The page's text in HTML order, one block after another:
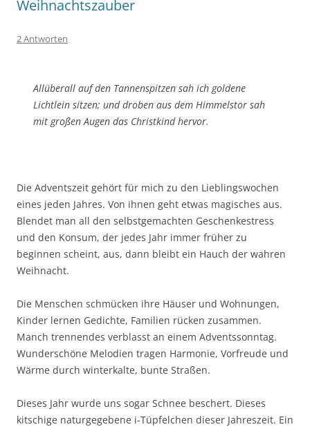
Weihnachtszauber
2 Antworten
Allüberall auf den Tannenspitzen sah ich goldene
Lichtlein sitzen; und droben aus dem Himmelstor sah
mit großen Augen das Christkind hervor.
Die Adventszeit gehört für mich zu den Lieblingswochen
eines jeden Jahres. Von ihnen geht etwas magisches aus.
Blendet man all den selbstgemachten Geschenkestress
und den Konsum, der jedes Jahr immer früher zu
beginnen scheint, aus, dann bleibt ein Hauch der wahren
Weihnacht.
Die Menschen schmücken ihre Häuser und Wohnungen,
Kinder lernen Gedichte, Familien rücken zusammen.
Manch trennendes verblasst an einem Adventssonntag.
Wunderschöne Melodien tragen Harmonie, Vorfreude und
Wärme durch winterkalte, bunte Straßen.
Dieses Jahr wurde uns sogar Schnee beschert. Dieses
kitschige naturgegebene i-Tüpfelchen dieser Jahreszeit. Ein